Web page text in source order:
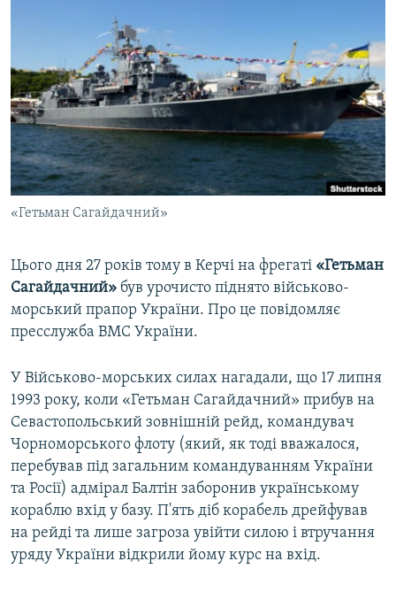
СПЕЦПРОЕКТИ
ДЕПОРТАЦІЯ
ВІДЕОУРОКИ «ELIFBE»
СВІДЧЕННЯ ОКУПАЦІЇ
УКРАЇНСЬКА ПРОБЛЕМА КРИМУ
ІНФОГРАФІКА
ЯК ОБІЙТИ БЛОКУВАННЯ
Русский
Qırımtatar
ДОЛУЧАЙСЯ!
Усі сайти RFE/RL
«Гетьман Сагайдачний»
Цього дня 27 років тому в Керчі на фрегаті «Гетьман
Сагайдачний» був урочисто піднято військово-
морський прапор України. Про це повідомляє
пресслужба ВМС України.
У Військово-морських силах нагадали, що 17 липня
1993 року, коли «Гетьман Сагайдачний» прибув на
Севастопольський зовнішній рейд, командувач
Чорноморського флоту (який, як тоді вважалося,
перебував під загальним командуванням України
та Росії) адмірал Балтін заборонив українському
кораблю вхід у базу. П'ять діб корабель дрейфував
на рейді та лише загроза увійти силою і втручання
уряду України відкрили йому курс на вхід.